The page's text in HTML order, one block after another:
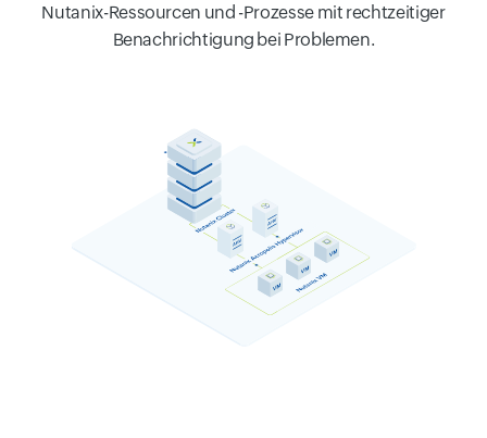
Nutanix-Ressourcen und -Prozesse mit rechtzeitiger
Benachrichtigung bei Problemen.